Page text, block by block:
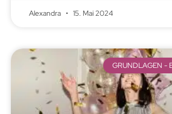
Alexandra 15. Mai 2024
GRUNDLAGEN -